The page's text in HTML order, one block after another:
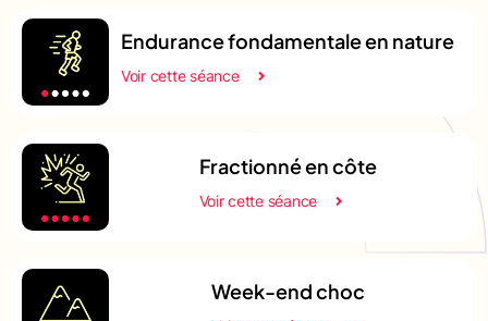
Endurance fondamentale en nature
Voir cette séance
Fractionné en côte
Voir cette séance
Week-end choc